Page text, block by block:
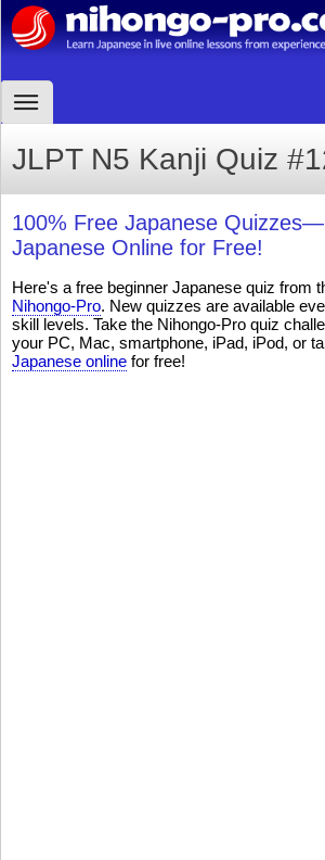
JLPT N5 Kanji Quiz
100% Free Japanese
Japanese Online for Free!
Here's a free beginner Japanese quiz from
Nihongo-Pro. New quizzes are available
skill levels. Take the Nihongo-Pro quiz
your PC, Mac, smartphone, iPad, iPod, or
Japanese online for free!